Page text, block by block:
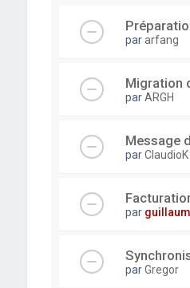
pararfang
Migration
parARGH
Message
parClaudioK
par
parGregor